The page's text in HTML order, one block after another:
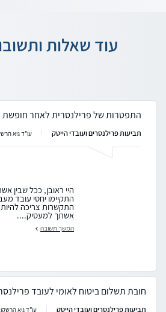
עוד שאלות
התפטרות של פרילנסרית לאחר חופשת
תביעות פרילנסרים ועובדי הייטק עו"ד גיא
היי ראובן, ככל שבין
התקיימו יחסי עובד
התקשרות צריכה
אשתך למעסיק....
המשך תשובה
חובת תשלום ביטוח לאומי לעובד
תביעות פרילנסרים ועובדי הייטק עו"ד גיא